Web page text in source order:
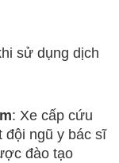
sử dụng dịch
: Xe cấp cứu
đội ngũ y bác sĩ
đào tạo